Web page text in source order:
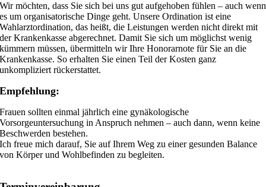
Wir möchten, dass Sie sich bei uns gut aufgehoben fühlen – auch wenn
es um organisatorische Dinge geht. Unsere Ordination ist eine
Wahlarztordination, das heißt, die Leistungen werden nicht direkt mit
der Krankenkasse abgerechnet. Damit Sie sich um möglichst wenig
kümmern müssen, übermitteln wir Ihre Honorarnote für Sie an die
Krankenkasse. So erhalten Sie einen Teil der Kosten ganz
unkompliziert rückerstattet.
Empfehlung:
Frauen sollten einmal jährlich eine gynäkologische
Vorsorgeuntersuchung in Anspruch nehmen – auch dann, wenn keine
Beschwerden bestehen.
Ich freue mich darauf, Sie auf Ihrem Weg zu einer gesunden Balance
von Körper und Wohlbefinden zu begleiten.